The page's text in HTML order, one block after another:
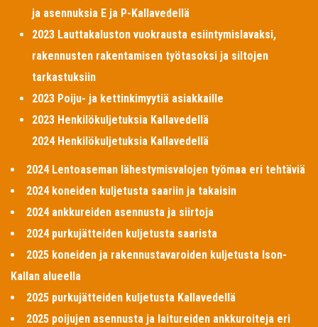
ja asennuksia E ja P-Kallavedellä
2023 Lauttakaluston vuokrausta esiintymislavaksi,
rakennusten rakentamisen työtasoksi ja siltojen
tarkastuksiin
2023 Poiju- ja kettinkimyytiä asiakkaille
2023 Henkilökuljetuksia Kallavedellä
2024 Henkilökuljetuksia Kallavedellä
2024 Lentoaseman lähestymisvalojen työmaa eri tehtäviä
2024 koneiden kuljetusta saariin ja takaisin
2024 ankkureiden asennusta ja siirtoja
2024 purkujätteiden kuljetusta saarista
2025 koneiden ja rakennustavaroiden kuljetusta Ison-
Kallan alueella
2025 purkujätteiden kuljetusta Kallavedellä
2025 poijujen asennusta ja laitureiden ankkuroiteja eri